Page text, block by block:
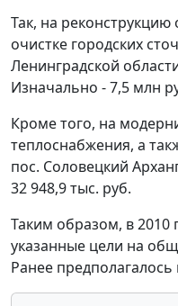
Так, на
очистке городских
Ленинградской
Изначально - 7,5 млн
Кроме того, на
теплоснабжения, а
пос. Соловецкий
32 948,9 тыс. руб.
Таким образом, в 2010
указанные цели на
Ранее